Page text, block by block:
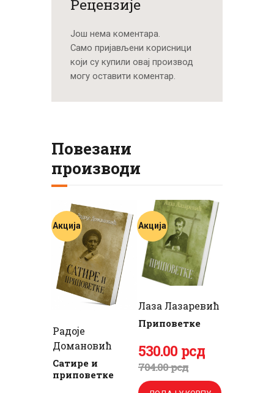
Рецензије
Још нема коментара.
Само пријављени корисници
који су купили овај производ
могу оставити коментар.
Повезани
производи
Акција
Радоје
Домановић
Сатире и
приповетке
Акција
Лаза Лазаревић
Приповетке
704.00рсд
Оригинална
цена
је
530.00 рсд
Тренутна
цена
је: